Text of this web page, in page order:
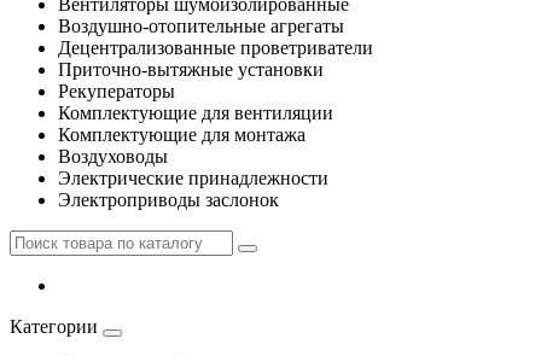
Вентиляторы шумоизолированные
Воздушно-отопительные агрегаты
Децентрализованные проветриватели
Приточно-вытяжные установки
Рекуператоры
Комплектующие для вентиляции
Комплектующие для монтажа
Воздуховоды
Электрические принадлежности
Электроприводы заслонок
Категории